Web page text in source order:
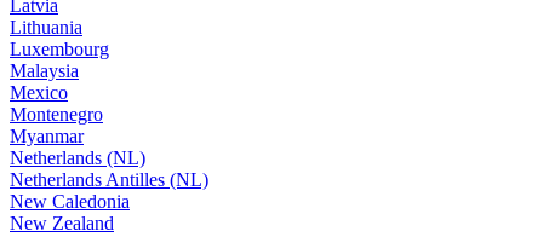
Latvia
Lithuania
Luxembourg
Malaysia
Mexico
Montenegro
Myanmar
Netherlands (NL)
Netherlands Antilles (NL)
New Caledonia
New Zealand